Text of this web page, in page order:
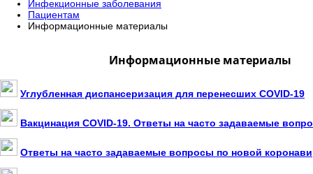
Инфекционные заболевания
Пациентам
Информационные материалы
Информационные материалы
Углубленная диспансеризация для перенесших COVID-19
Вакцинация COVID-19. Ответы на часто задаваемые
Ответы на часто задаваемые вопросы по новой